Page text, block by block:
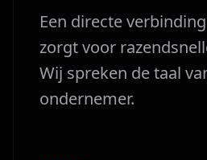
Een directe
zorgt voor
Wij spreken de taal
ondernemer.